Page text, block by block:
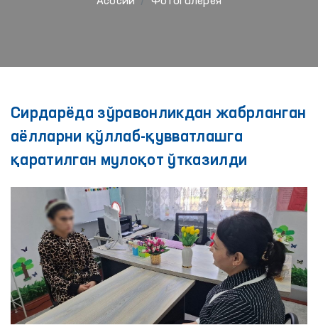
Сирдарёда зўравонликдан жабрланган
аёлларни қўллаб-қувватлашга
қаратилган мулоқот ўтказилди